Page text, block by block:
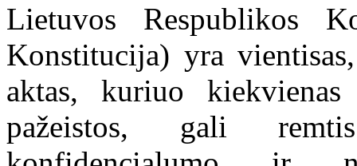
Lietuvos Respublikos
Konstitucija) yra
aktas, kuriuo
pažeistos, gali